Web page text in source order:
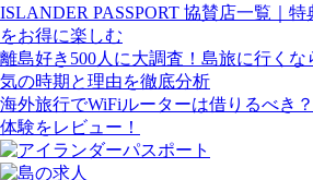
ISLANDER PASSPORT 協賛店一覧｜
をお得に楽しむ
離島好き500人に大調査！島旅に行くな
気の時期と理由を徹底分析
海外旅行でWiFiルーターは借りるべき
体験をレビュー！